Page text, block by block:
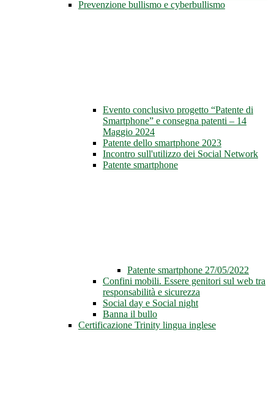
Prevenzione bullismo e cyberbullismo
Evento conclusivo progetto “Patente di
Smartphone” e consegna patenti – 14
Maggio 2024
Patente dello smartphone 2023
Incontro sull'utilizzo dei Social Network
Patente smartphone
Patente smartphone 27/05/2022
Confini mobili. Essere genitori sul web tra
responsabilità e sicurezza
Social day e Social night
Banna il bullo
Certificazione Trinity lingua inglese